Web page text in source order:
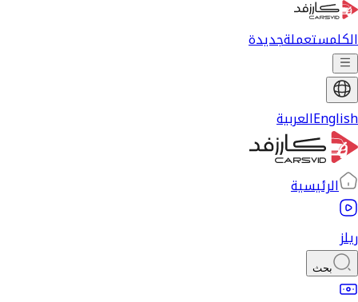
الكلمستعملةجديدة
Englishالعربية
الرئيسية
ريلز
بحث